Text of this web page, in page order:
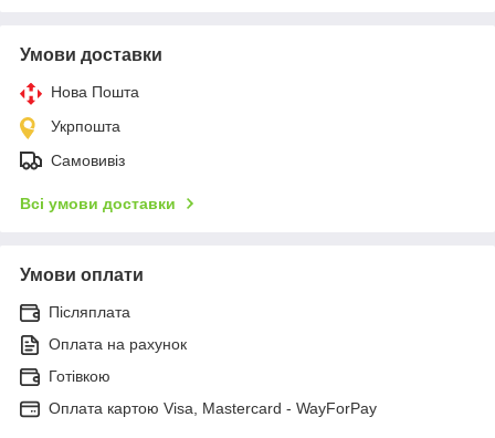
Умови доставки
Нова Пошта
Укрпошта
Самовивіз
Всі умови доставки
Умови оплати
Післяплата
Оплата на рахунок
Готівкою
Оплата картою Visa, Mastercard - WayForPay